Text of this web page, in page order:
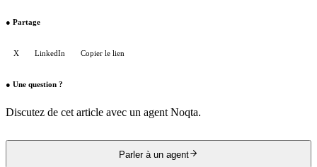
● Partage
X LinkedIn Copier le lien
● Une question ?
Discutez de cet article avec un agent Noqta.
Parler à un agent